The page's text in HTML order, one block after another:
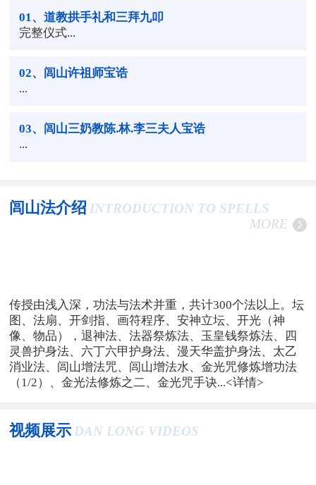
01 、道教拱手礼和三拜九叩
完整仪式...
02、闾山许祖师宝诰
...
03、闾山三奶教陈.林.李三夫人宝诰
...
闾山法介绍 INTRODUCTION TO SPELLS
MORE
传授由浅入深，功法与法术并重，共计300个法以上。坛
图、法扇、开剑指、画符程序、安神立坛、开光（神
像、物品），退神法、法器祭炼法、玉皇钱祭炼法、四
灵兽护身法、六丁六甲护身法、漫天华盖护身法、太乙
消业法、闾山增法咒、闾山增法水、金光咒修炼增功法
（1/2）、金光法修炼之二、金光咒手诀...<详情>
视频展示 DAN LONG VIDEOS